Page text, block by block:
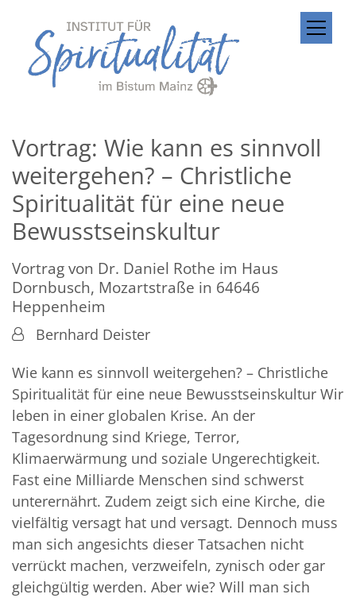
Vortrag: Wie kann es sinnvoll
weitergehen? – Christliche
Spiritualität für eine neue
Bewusstseinskultur
Vortrag von Dr. Daniel Rothe im Haus
Dornbusch, Mozartstraße in 64646
Heppenheim
Von:Bernhard Deister
Wie kann es sinnvoll weitergehen? – Christliche
Spiritualität für eine neue Bewusstseinskultur Wir
leben in einer globalen Krise. An der
Tagesordnung sind Kriege, Terror,
Klimaerwärmung und soziale Ungerechtigkeit.
Fast eine Milliarde Menschen sind schwerst
unterernährt. Zudem zeigt sich eine Kirche, die
vielfältig versagt hat und versagt. Dennoch muss
man sich angesichts dieser Tatsachen nicht
verrückt machen, verzweifeln, zynisch oder gar
gleichgültig werden. Aber wie? Will man sich